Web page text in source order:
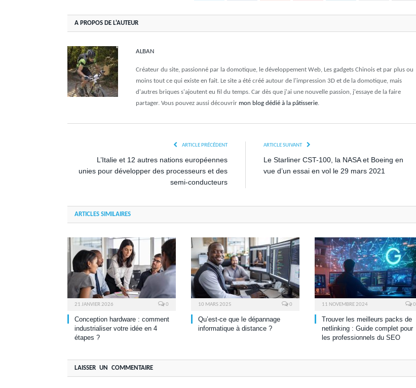
A PROPOS DE L'AUTEUR
ALBAN
Créateur du site, passionné par la domotique, le développement Web, Les gadgets Chinois et par plus ou
moins tout ce qui existe en fait. Le site a été créé autour de l'impression 3D et de la domotique, mais
d'autres briques s'ajoutent eu fil du temps. Car dès que j'ai une nouvelle passion, j'essaye de la faire
partager. Vous pouvez aussi découvrir mon blog dédié à la pâtisserie
ARTICLE PRÉCÉDENT
L’Italie et 12 autres nations européennes
unies pour développer des processeurs et des
semi-conducteurs
ARTICLE SUIVANT
Le Starliner CST-100, la NASA et Boeing en
vue d’un essai en vol le 29 mars 2021
ARTICLES SIMILAIRES
21 JANVIER 2026 0
Conception hardware : comment
industrialiser votre idée en 4
étapes ?
10 MARS 2025 0
Qu’est-ce que le dépannage
informatique à distance ?
11 NOVEMBRE 2024 0
Trouver les meilleurs packs de
netlinking : Guide complet pour
les professionnels du SEO
LAISSER UN COMMENTAIRE